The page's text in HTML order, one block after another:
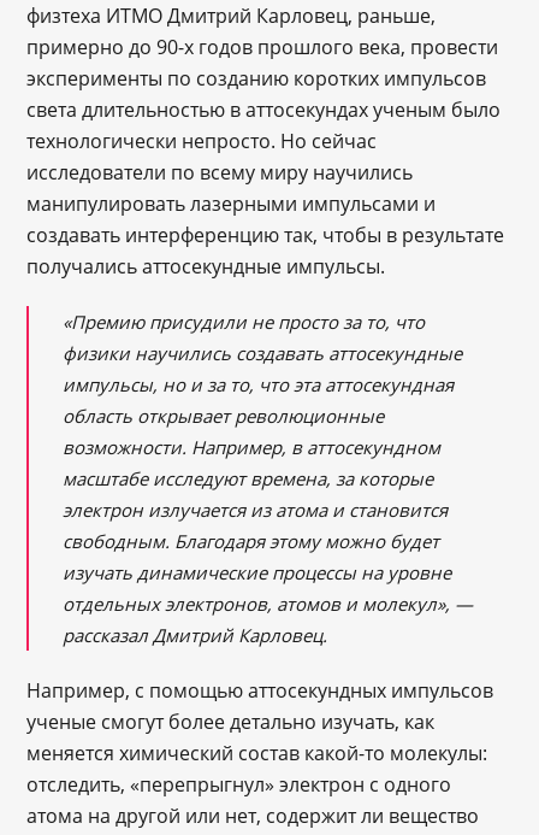
физтеха ИТМО Дмитрий Карловец, раньше,
примерно до 90-х годов прошлого века, провести
эксперименты по созданию коротких импульсов
света длительностью в аттосекундах ученым было
технологически непросто. Но сейчас
исследователи по всему миру научились
манипулировать лазерными импульсами и
создавать интерференцию так, чтобы в результате
получались аттосекундные импульсы.
«Премию присудили не просто за то, что
физики научились создавать аттосекундные
импульсы, но и за то, что эта аттосекундная
область открывает революционные
возможности. Например, в аттосекундном
масштабе исследуют времена, за которые
электрон излучается из атома и становится
свободным. Благодаря этому можно будет
изучать динамические процессы на уровне
отдельных электронов, атомов и молекул», —
рассказал Дмитрий Карловец.
Например, с помощью аттосекундных импульсов
ученые смогут более детально изучать, как
меняется химический состав какой-то молекулы:
отследить, «перепрыгнул» электрон с одного
атома на другой или нет, содержит ли вещество